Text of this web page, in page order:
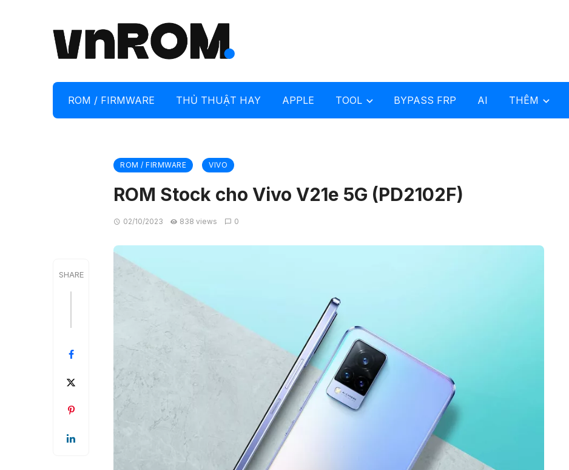
ROM / FIRMWARE THỦ THUẬT HAY APPLE TOOL BYPASS FRP AI THÊM
ROM / FIRMWARE VIVO
ROM Stock cho Vivo V21e 5G (PD2102F)
02/10/2023 838 views 0
SHARE